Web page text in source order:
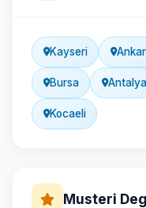
Kayseri
Bursa Antalya
Kocaeli
Musteri